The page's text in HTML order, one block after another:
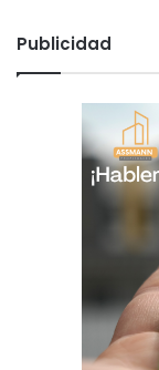
Publicidad